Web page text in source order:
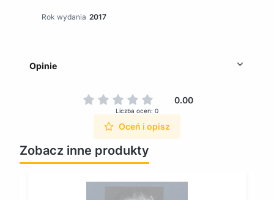
Rok wydania 2017
Opinie
0.00
Liczba ocen: 0
Oceń i opisz
Zobacz inne produkty